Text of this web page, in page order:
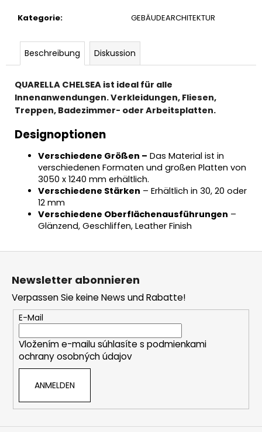
Kategorie: GEBÄUDEARCHITEKTUR
Beschreibung Diskussion
QUARELLA CHELSEA ist ideal für alle
Innenanwendungen. Verkleidungen, Fliesen,
Treppen, Badezimmer- oder Arbeitsplatten.
Designoptionen
Verschiedene Größen – Das Material ist in
verschiedenen Formaten und großen Platten von
3050 x 1240 mm erhältlich.
Verschiedene Stärken – Erhältlich in 30, 20 oder
12 mm
Verschiedene Oberflächenausführungen –
Glänzend, Geschliffen, Leather Finish
F
Newsletter abonnieren
Verpassen Sie keine News und Rabatte!
E-Mail
Vložením e-mailu súhlasíte s podmienkami
ochrany osobných údajov
ANMELDEN